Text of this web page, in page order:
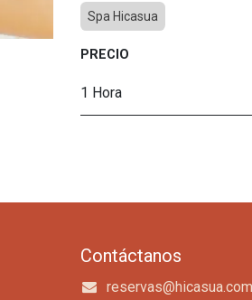
Spa Hicasua
PRECIO
1 Hora
Contáctanos
reservas@hicasua.com